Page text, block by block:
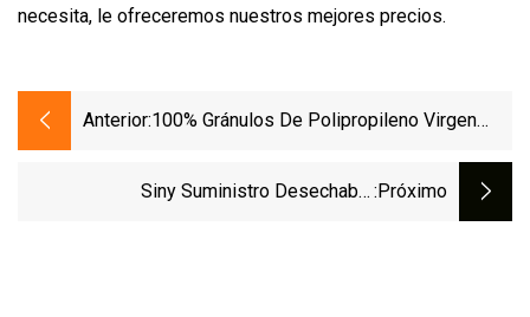
necesita, le ofreceremos nuestros mejores precios.
Anterior:100% Gránulos De Polipropileno Virgen
Tejida Del Filtro De Bolsa Para Almohadas
Siny Suministro Desechable :próximo